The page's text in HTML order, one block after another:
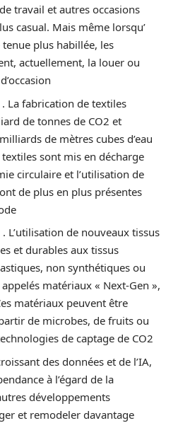
travail et autres occasions
casual. Mais même lorsqu’
plus habillée, les
actuellement, la louer ou
. La fabrication de textiles
de tonnes de CO2 et
de mètres cubes d’eau
sont mis en décharge
circulaire et l’utilisation de
de plus en plus présentes
. L’utilisation de nouveaux tissus
et durables aux tissus
non synthétiques ou
matériaux « Next-Gen »,
matériaux peuvent être
de microbes, de fruits ou
de captage de CO2
des données et de l’IA,
à l’égard de la
développements
et remodeler davantage